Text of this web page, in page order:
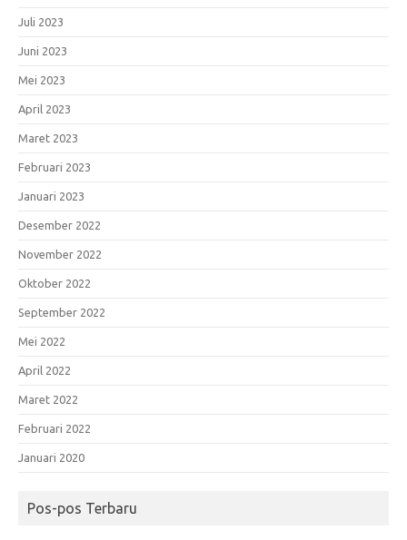
Juli 2023
Juni 2023
Mei 2023
April 2023
Maret 2023
Februari 2023
Januari 2023
Desember 2022
November 2022
Oktober 2022
September 2022
Mei 2022
April 2022
Maret 2022
Februari 2022
Januari 2020
Pos-pos Terbaru